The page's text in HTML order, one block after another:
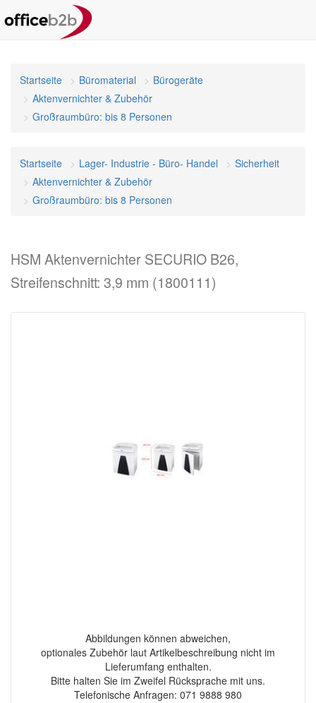
Startseite Büromaterial
Bürogeräte
Aktenvernichter & Zubehör
Großraumbüro: bis 8 Personen
Startseite Lager- Industrie - Büro- Handel
Sicherheit
Aktenvernichter & Zubehör
Großraumbüro: bis 8 Personen
HSM Aktenvernichter SECURIO B26,
Streifenschnitt: 3,9 mm (1800111)
Abbildungen können abweichen,
optionales Zubehör laut Artikelbeschreibung nicht im
Lieferumfang enthalten.
Bitte halten Sie im Zweifel Rücksprache mit uns.
Telefonische Anfragen: 071 9888 980